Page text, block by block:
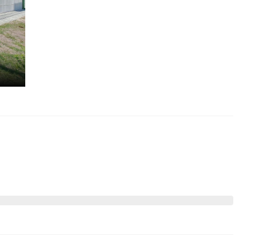
entre em contato com a nossa equipe.